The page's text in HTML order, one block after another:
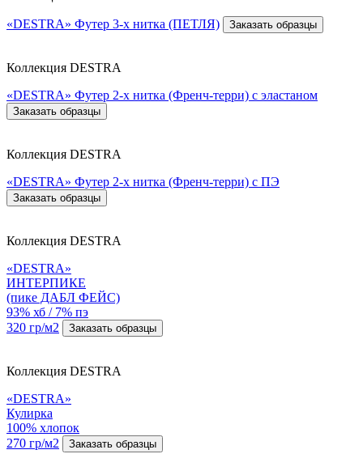
«DESTRA» Футер 3-х нитка (ПЕТЛЯ) Заказать образцы
Коллекция DESTRA
«DESTRA» Футер 2-х нитка (Френч-терри) с эластаном
Заказать образцы
Коллекция DESTRA
«DESTRA» Футер 2-х нитка (Френч-терри) с ПЭ
Заказать образцы
Коллекция DESTRA
«DESTRA»
ИНТЕРПИКЕ
(пике ДАБЛ ФЕЙС)
93% хб / 7% пэ
320 гр/м2
Заказать образцы
Коллекция DESTRA
«DESTRA»
Кулирка
100% хлопок
270 гр/м2
Заказать образцы